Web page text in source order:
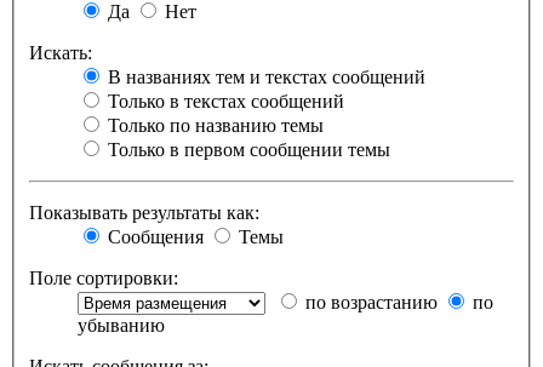
Да
Нет
Искать:
В названиях тем и текстах сообщений
Только в текстах сообщений
Только по названию темы
Только в первом сообщении темы
Показывать результаты как:
Сообщения
Темы
Поле сортировки:
по возрастанию
по
убыванию